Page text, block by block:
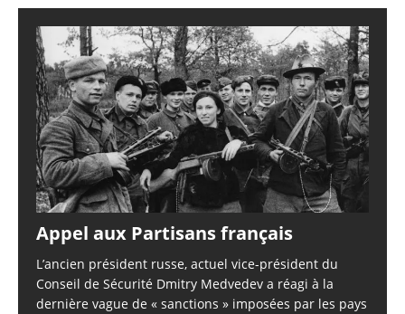
Appel aux Partisans français
L’ancien président russe, actuel vice-président du
Conseil de Sécurité Dmitry Medvedev a réagi à la
dernière vague de « sanctions » imposées par les pays